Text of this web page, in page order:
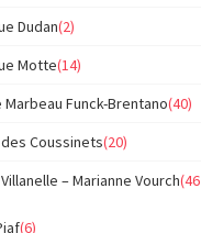
Dudan(2)
Motte(14)
Marbeau Funck-Brentano(40)
Coussinets(20)
– Marianne Vourch(46
(6)